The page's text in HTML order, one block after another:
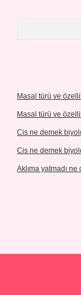
Masal türü ve
Masal türü ve
Cis ne demek
Cis ne demek
Aklıma yatmadı ne